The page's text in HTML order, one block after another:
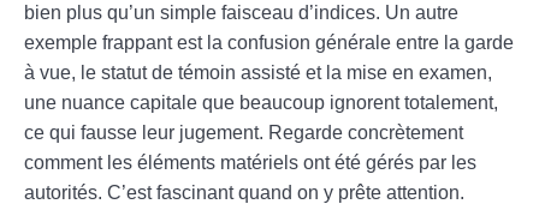
bien plus qu’un simple faisceau d’indices. Un autre
exemple frappant est la confusion générale entre la garde
à vue, le statut de témoin assisté et la mise en examen,
une nuance capitale que beaucoup ignorent totalement,
ce qui fausse leur jugement. Regarde concrètement
comment les éléments matériels ont été gérés par les
autorités. C’est fascinant quand on y prête attention.